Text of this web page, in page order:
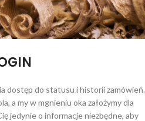
dostęp do statusu i historii zamówień.
a my w mgnieniu oka założymy dla
jedynie o informacje niezbędne, aby